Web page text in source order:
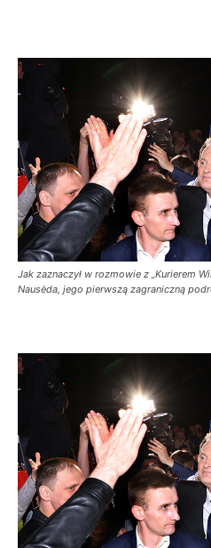
Jak zaznaczył w rozmowie z „Kurierem
Nausėda, jego pierwszą zagraniczną